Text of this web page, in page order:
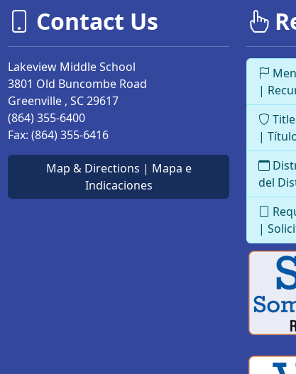
Contact Us
Lakeview Middle School
3801 Old Buncombe Road
Greenville , SC29617
(864) 355-6400
Fax: (864) 355-6416
Map & Directions | Mapa e
Indicaciones
|
|
del
|